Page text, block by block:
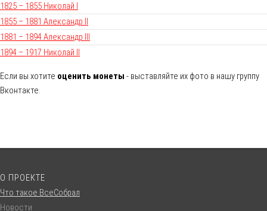
1825 – 1855 Николай I
1855 – 1881 Александр II
1881 – 1894 Александр III
1894 – 1917 Николай II
Если вы хотите оценить монеты - выставляйте их фото в нашу группу
Вконтакте.
О ПРОЕКТЕ
Что такое ВсеСобрал
Новости